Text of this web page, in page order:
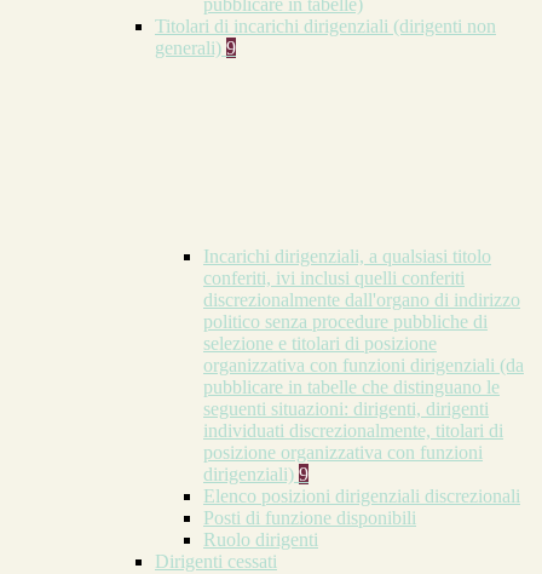
pubblicare in tabelle)
Titolari di incarichi dirigenziali (dirigenti non
generali) 9
Incarichi dirigenziali, a qualsiasi titolo
conferiti, ivi inclusi quelli conferiti
discrezionalmente dall'organo di indirizzo
politico senza procedure pubbliche di
selezione e titolari di posizione
organizzativa con funzioni dirigenziali (da
pubblicare in tabelle che distinguano le
seguenti situazioni: dirigenti, dirigenti
individuati discrezionalmente, titolari di
posizione organizzativa con funzioni
dirigenziali) 9
Elenco posizioni dirigenziali discrezionali
Posti di funzione disponibili
Ruolo dirigenti
Dirigenti cessati